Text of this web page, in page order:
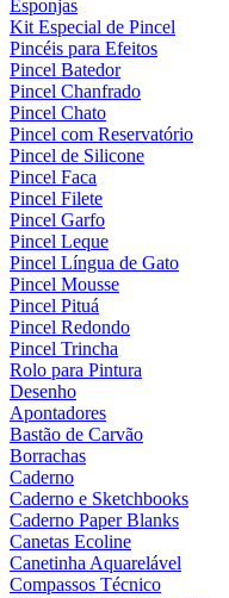
Esponjas
Kit Especial de Pincel
Pincéis para Efeitos
Pincel Batedor
Pincel Chanfrado
Pincel Chato
Pincel com Reservatório
Pincel de Silicone
Pincel Faca
Pincel Filete
Pincel Garfo
Pincel Leque
Pincel Língua de Gato
Pincel Mousse
Pincel Pituá
Pincel Redondo
Pincel Trincha
Rolo para Pintura
Desenho
Apontadores
Bastão de Carvão
Borrachas
Caderno
Caderno e Sketchbooks
Caderno Paper Blanks
Canetas Ecoline
Canetinha Aquarelável
Compassos Técnico